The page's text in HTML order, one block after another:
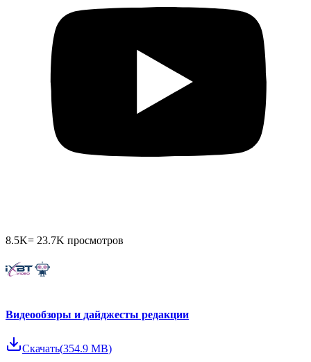
8.5K= 23.7K просмотров
Видеообзоры и дайджесты редакции
Скачать(354.9 MB)